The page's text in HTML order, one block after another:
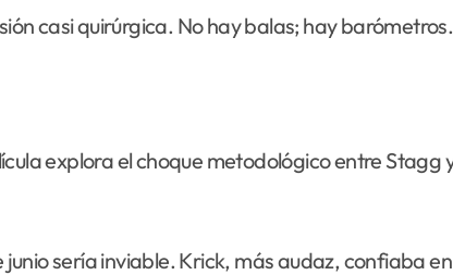
casi quirúrgica. No hay balas; hay
explora el choque metodológico entre Stagg
sería inviable. Krick, más audaz, confiaba